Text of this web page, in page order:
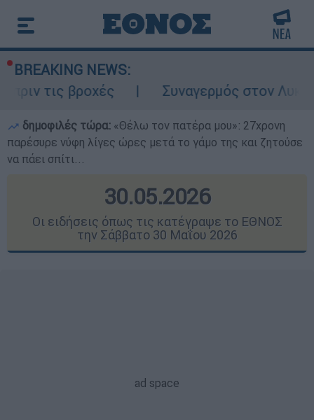
BREAKING NEWS:
Συναγερμός στον Λυκαβηττό: Σορός
δημοφιλές τώρα: «Θέλω τον πατέρα μου»: 27χρονη
παρέσυρε νύφη λίγες ώρες μετά το γάμο της και ζητούσε
να πάει σπίτι...
30.05.2026
Οι ειδήσεις όπως τις κατέγραψε το ΕΘΝΟΣ
την Σάββατο 30 Μαΐου 2026